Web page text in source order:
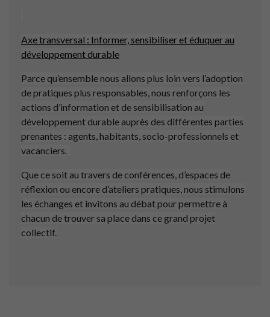
Axe transversal : Informer, sensibiliser et éduquer au
développement durable
Parce qu’ensemble nous allons plus loin vers l’adoption
de pratiques plus responsables, nous renforçons les
actions d’information et de sensibilisation au
développement durable auprès des différentes parties
prenantes : agents, habitants, socio-professionnels et
vacanciers.
Que ce soit au travers de conférences, d’espaces de
réflexion ou encore d’ateliers pratiques, nous stimulons
les échanges et invitons au débat pour permettre à
chacun de trouver sa place dans ce grand projet
collectif.